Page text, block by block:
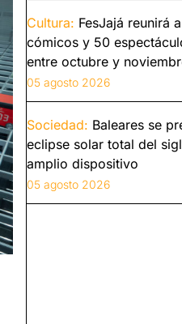
Cultura: FesJajá reunirá
cómicos y 50
entre octubre y
05 agosto 2026
Sociedad: Baleares se
eclipse solar total del
amplio dispositivo
05 agosto 2026